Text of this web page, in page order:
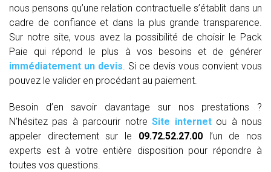
nous pensons qu’une relation contractuelle s’établit dans un
cadre de confiance et dans la plus grande transparence.
Sur notre site, vous avez la possibilité de choisir le Pack
Paie qui répond le plus à vos besoins et de générer
immédiatement un devis . Si ce devis vous convient vous
pouvez le valider en procédant au paiement.
Besoin d’en savoir davantage sur nos prestations ?
N’hésitez pas à parcourir notreSite internet ou à nous
appeler directement sur le 09.72.52.27.00l’un de nos
experts est à votre entière disposition pour répondre à
toutes vos questions.